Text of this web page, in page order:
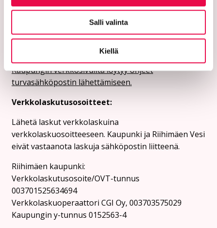
Salli valinta
Kiellä
etunimi.sukunimi@riihimaki.fi
Turvasähköpostiosoite:
Ethän lähetä henkilötietoja tai arkaluonteisia
Kaupungin verkkosivuilta löytyy ohjeet
turvasähköpostin lähettämiseen.
Verkkolaskutusosoitteet:
Lähetä laskut verkkolaskuina
verkkolaskuosoitteeseen. Kaupunki ja Riihimäen Vesi
eivät vastaanota laskuja sähköpostin liitteenä.
Riihimäen kaupunki:
Verkkolaskutusosoite/OVT-tunnus
003701525634694
Verkkolaskuoperaattori CGI Oy, 003703575029
Kaupungin y-tunnus 0152563-4